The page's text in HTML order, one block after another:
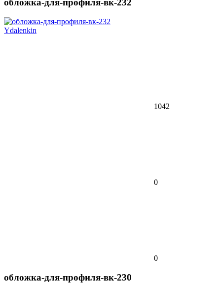
обложка-для-профиля-вк-232
Ydalenkin
1042
0
0
обложка-для-профиля-вк-230